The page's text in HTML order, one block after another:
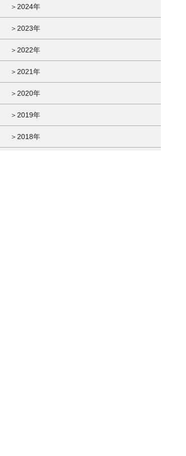
＞2024年
＞2023年
＞2022年
＞2021年
＞2020年
＞2019年
＞2018年